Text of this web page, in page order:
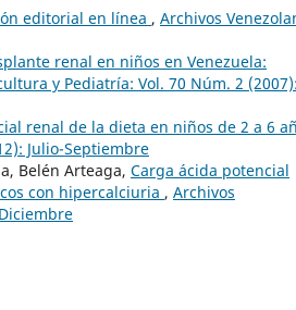
editorial en línea , Archivos
renal en niños en Venezuela:
y Pediatría: Vol. 70 Núm. 2 (2007):
renal de la dieta en niños de 2 a 6
Julio-Septiembre
Belén Arteaga, Carga ácida potencial
con hipercalciuria , Archivos